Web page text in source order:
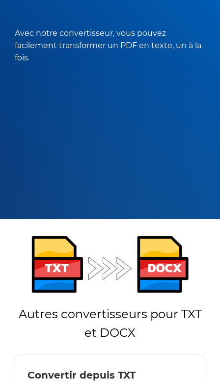
Avec notre convertisseur, vous pouvez
facilement transformer un PDF en texte, un à la
fois.
Autres convertisseurs pour TXT
et DOCX
Convertir depuis TXT